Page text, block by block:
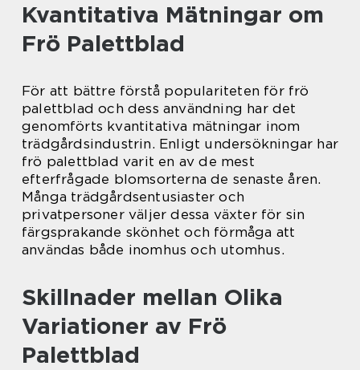
Kvantitativa Mätningar om
Frö Palettblad
För att bättre förstå populariteten för frö
palettblad och dess användning har det
genomförts kvantitativa mätningar inom
trädgårdsindustrin. Enligt undersökningar har
frö palettblad varit en av de mest
efterfrågade blomsorterna de senaste åren.
Många trädgårdsentusiaster och
privatpersoner väljer dessa växter för sin
färgsprakande skönhet och förmåga att
användas både inomhus och utomhus.
Skillnader mellan Olika
Variationer av Frö
Palettblad